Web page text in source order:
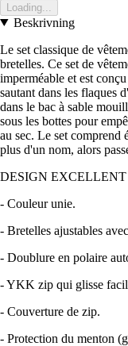
Loading...
Beskrivning
Le set classique de
bretelles. Ce set de
imperméable et est
sautant dans les flaques
dans le bac à sable
sous les bottes pour
au sec. Le set comprend
plus d'un nom, alors
DESIGN
- Couleur unie.
- Bretelles ajustables
- Doublure en polaire
- YKK zip qui glisse
- Couverture de zip.
- Protection du menton